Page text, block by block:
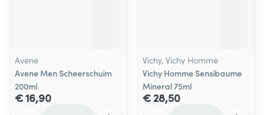
Avene
Avene Men Scheerschuim
200ml
€ 16,90
Vichy, Vichy Homme
Vichy Homme Sensibaume
Mineral 75ml
€ 28,50